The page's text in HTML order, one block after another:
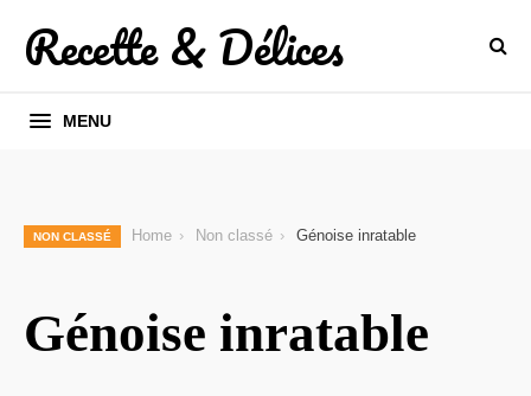
Recette & Délices
MENU
NON CLASSÉ Home Non classé Génoise inratable
Génoise inratable